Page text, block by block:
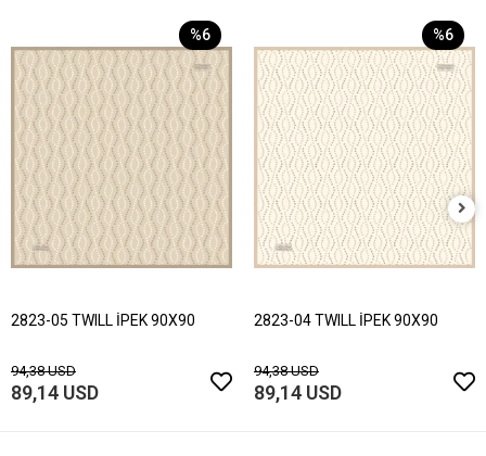
%6
2823-05 TWILL İPEK 90X90
94,38 USD
89,14 USD
%6
2823-04 TWILL İPEK 90X90
94,38 USD
89,14 USD